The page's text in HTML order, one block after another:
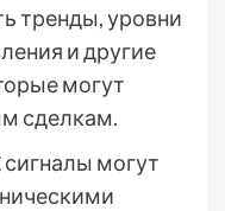
тренды, уровни
и другие
могут
сделкам.
сигналы могут